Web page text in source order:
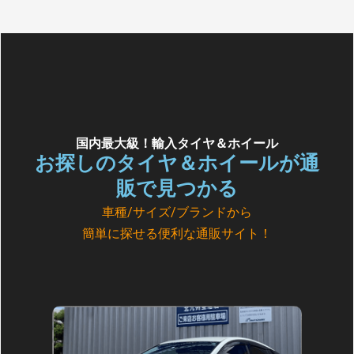
国内最大級！輸入タイヤ＆ホイール
お探しのタイヤ＆ホイールが通
販で見つかる
車種/サイズ/ブランドから
簡単に探せる便利な通販サイト！